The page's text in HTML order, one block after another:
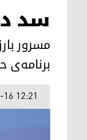
سد
مسرور
برنامه‌ی
12:21